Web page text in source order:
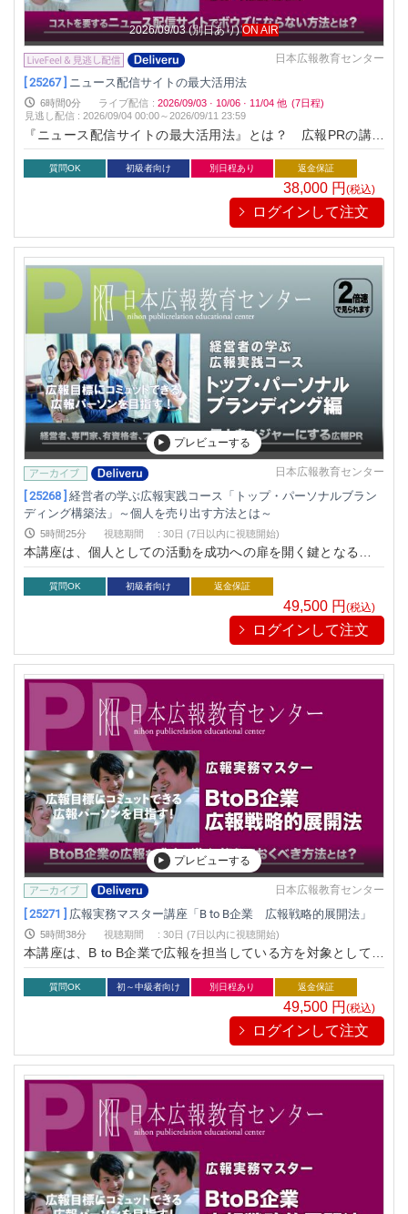
2026/09/03 (別日あり) ON AIR
日本広報教育センター
[ 25267 ] ニュース配信サイトの最大活用法
6時間0分 ライブ配信 : 2026/09/03 · 10/06 · 11/04 他 (7日程)
見逃し配信 :2026/09/04 00:00～2026/09/11 23:59
『ニュース配信サイトの最大活用法』とは？ 広報PRの講演
でニュース配信サイトを利用している方から多くの質問や悩み
を相談さます。「配信しても全く反響がない」「大手メディア
に掲載されない」「コストに比例した効果が出ない」など内容
は様々です。本講座は、これらの問題を解決しニュース配信サ
イトを最大限活用する手法をお教えます。ニュース配信サイト
の仕組みと特長を理解した上で、成果を挙げ上手に活用してい
る広報先進企業の事例を紹介します。その上で、具体的活用
術、掲載されるニュース配信サイト用リリースの作成方法をレ
クチャーします。さらに、ニュース配信サイトの選別選定、活
用する際の注意事項をお教えします。これら１つ１つ詳細かつ
丁寧にポイント解説しますので、ニュース配信サイトの活用法
を確実に習得できる講座です。
質問OK 初級者向け 別日程あり 返金保証
38,000 円(税込)
ログインして注文
プレビューする
日本広報教育センター
[ 25268 ] 経営者の学ぶ広報実践コース「トップ・パーソナルブラン
ディング構築法」～個人を売り出す方法とは～
5時間25分 視聴期間 : 30日 (7日以内に視聴開始)
本講座は、個人としての活動を成功への扉を開く鍵となる講座
です。あなたが経営者、専門家、有資格者、フリーランス、あ
るいはどんな個人であれ、個人の広報PRで自分自身をどうア
ピールすべきか？、どのステップから始めればいいのか？、悩
んでいるのであれば、このコースにその答えがあります。本講
座を通して、あなたの夢やビジョンを実現する手助けし個人ブ
ランドを築く方法を教えます。このコースは、６つのステップ
で構築されており、確実に短期間で成果を出すためのスキルを
提供します。もしあなたが、自己ブランディングを構築し成功
したいと思っているのであれば、是非、受講してみてくださ
い。
質問OK 初級者向け 返金保証
49,500 円(税込)
ログインして注文
プレビューする
日本広報教育センター
[ 25271 ] 広報実務マスター講座「B to B企業 広報戦略的展開法」
5時間38分 視聴期間 : 30日 (7日以内に視聴開始)
本講座は、B to B企業で広報を担当している方を対象としてい
ます。B to B企業における広報で成功するための効果的な戦略
と、具体的な実施方法をわかりやすく解説しています。B to B
企業でもB to C企業同様に成功するノウハウを確実に身につけ
ることができます。 B to B企業において、広報に本格的に取り
組む企業はまだ少ないのが現状です。まして本格的に戦略的に
広報を実践している企業はほとんど見当たりません。広報が注
目されるようになったのはここ数年のことで、いまだ多くの企
業が基礎的な広報活動に追われているのが現状です。 しかし、
B to B企業で高度な広報スキルを持ち、戦略的な広報を実行し
着実に成果を上げる企業がいます。広報を効果的に活用するこ
とで競争力を高め、ブランド価値の向上、新規顧客の獲得など
様々な成果を得ています。まだ本格的に広報に取り組んでいる
企業が少ない今だからこそ、広報の本格的展開に取り組むチャ
ンスと言えるでしょう。「B to B企業広報」においても多数の
質問OK 初～中級者向け 別日程あり 返金保証
49,500 円(税込)
ログインして注文